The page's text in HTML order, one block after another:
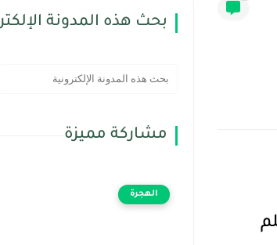
بحث هذه المدونة
مشاركة مميزة
الهجرة